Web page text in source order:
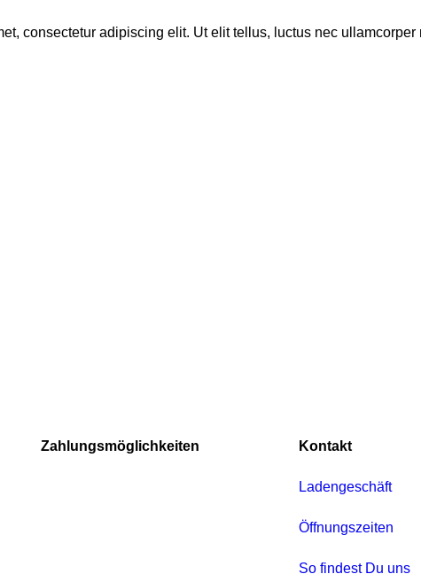
consectetur adipiscing elit. Ut elit tellus, luctus nec ullamcorper
Zahlungsmöglichkeiten Kontakt
Ladengeschäft
Öffnungszeiten
So findest Du uns